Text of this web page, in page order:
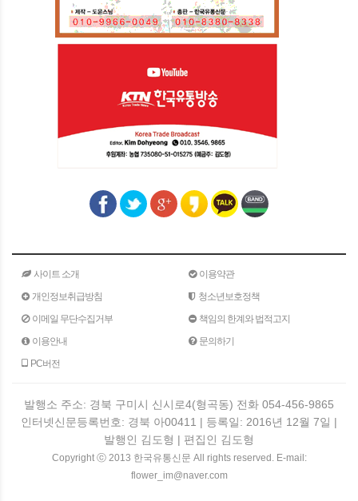
사이트 소개
이용약관
개인정보취급방침
청소년보호정책
이메일 무단수집거부
책임의 한계와 법적고지
이용안내
문의하기
PC버전
발행소 주소: 경북 구미시 신시로4(형곡동) 전화 054-456-9865
인터넷신문등록번호: 경북 아00411 | 등록일: 2016년 12월 7일 |
발행인 김도형 | 편집인 김도형
Copyright ⓒ 2013 한국유통신문 All rights reserved. E-mail:
flower_im@naver.com